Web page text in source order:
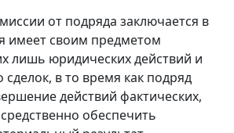
от подряда заключается в
имеет своим предметом
лишь юридических действий и
в то время как подряд
действий фактических,
обеспечить